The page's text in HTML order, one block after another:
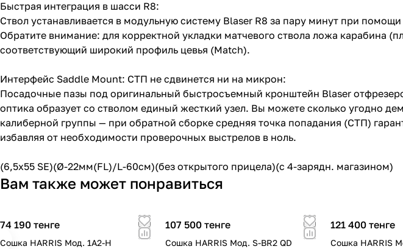
Быстрая интеграция в шасси R8:
Ствол устанавливается в модульную систему Blaser R8 за пару минут при
Обратите внимание: для корректной укладки матчевого ствола ложа карабина
соответствующий широкий профиль цевья (Match).
Интерфейс Saddle Mount: СТП не сдвинется ни на микрон:
Посадочные пазы под оригинальный быстросъемный кронштейн Blaser
оптика образует со стволом единый жесткий узел. Вы можете сколько угодно
калиберной группы — при обратной сборке средняя точка попадания (СТП)
избавляя от необходимости проверочных выстрелов в ноль.
(6,5x55 SE)(Ø-22мм(FL)/L-60см)(без открытого прицела)(с 4-зарядн. магазином)
Вам также может понравиться
74 190 тенге
Сошка HARRIS Мод. 1A2-H
107 500 тенге
Сошка HARRIS Мод. S-BR2 QD
121 400 тенге
Сошка HARRIS